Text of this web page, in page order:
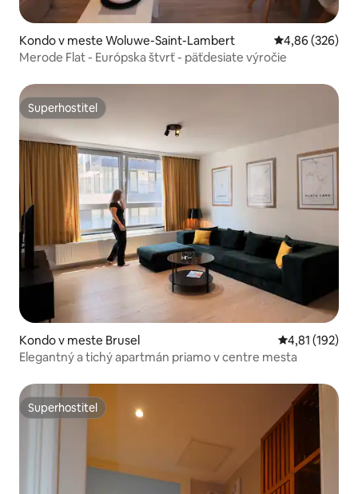
Kondo v meste Woluwe-Saint-Lambert Priemerné
4,86 (326)
Merode Flat - Európska štvrť - päťdesiate výročie
Superhostiteľ
Superhostiteľ
Kondo v meste Brusel Priemerné
4,81 (192)
Elegantný a tichý apartmán priamo v centre mesta
Superhostiteľ
Superhostiteľ